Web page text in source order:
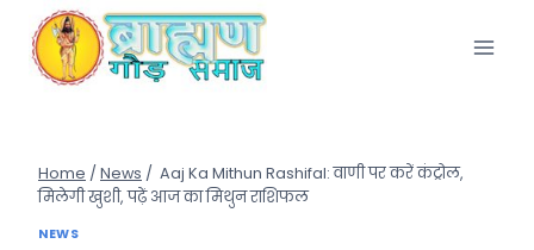
content
Home / News / Aaj Ka Mithun Rashifal: वाणी पर करें कंट्रोल,
मिलेगी खुशी, पढ़ें आज का मिथुन राशिफल
NEWS